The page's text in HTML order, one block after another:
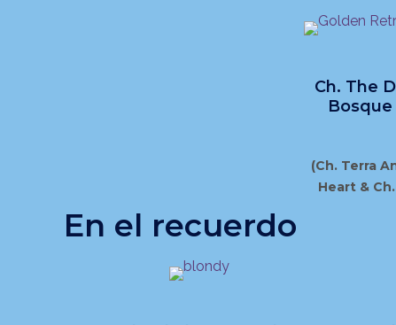
Ch. The
Bosque
(Ch. Terra
Heart &
En el recuerdo